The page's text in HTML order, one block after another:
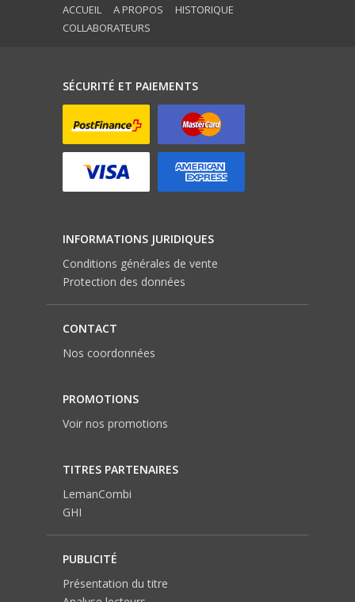
ACCUEIL A PROPOS
HISTORIQUE
COLLABORATEURS
SÉCURITÉ ET PAIEMENTS
INFORMATIONS JURIDIQUES
Conditions générales de vente
Protection des données
CONTACT
Nos coordonnées
PROMOTIONS
Voir nos promotions
TITRES PARTENAIRES
LemanCombi
GHI
PUBLICITÉ
Présentation du titre